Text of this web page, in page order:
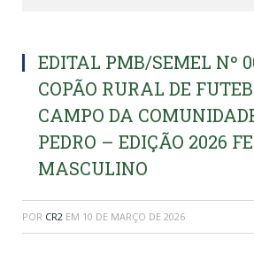
EDITAL PMB/SEMEL Nº
COPÃO RURAL DE
CAMPO DA
PEDRO – EDIÇÃO 2026
MASCULINO
POR CR2 EM 10 DE MARÇO DE 2026